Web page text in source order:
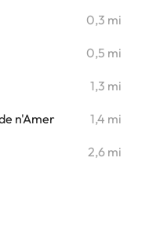
0,3 mi
0,5 mi
1,3 mi
n'Amer 1,4 mi
2,6 mi